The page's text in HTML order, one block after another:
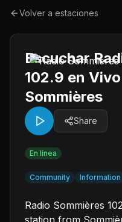
Volver a estaciones
Escuchar
102.9 en
Sommières
Share
En línea
Community Information
Radio Sommières
station from